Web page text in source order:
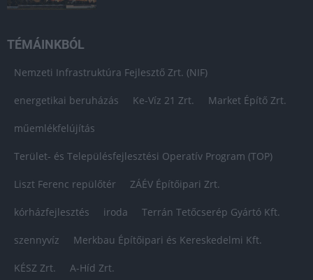
TÉMÁINKBÓL
Nemzeti Infrastruktúra Fejlesztő Zrt. (NIF)
energetikai beruházás Ke-Víz 21 Zrt. Market Építő Zrt.
műemlékfelújítás
Terület- és Településfejlesztési Operatív Program (TOP)
Liszt Ferenc repülőtér ZÁÉV Építőipari Zrt.
kórházfejlesztés iroda Terrán Tetőcserép Gyártó Kft.
szennyvíz Merkbau Építőipari és Kereskedelmi Kft.
KÉSZ Zrt. A-Híd Zrt.